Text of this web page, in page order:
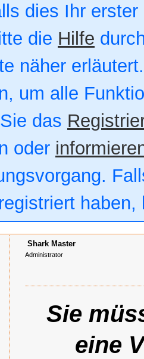
dies Ihr
die Hilfe
näher
um alle
das
oder
Shark Master
Administrator
Sie
eine